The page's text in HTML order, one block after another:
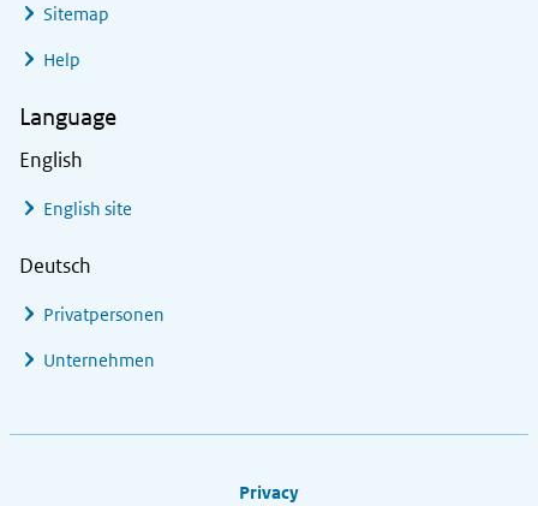
Sitemap
Help
Language
English
English site
Deutsch
Privatpersonen
Unternehmen
Privacy